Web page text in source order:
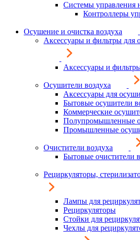
Системы управления
Контроллеры
Осушение и очистка воздуха
Аксессуары и фильтры для
Аксессуары и
Осушители воздуха
Аксессуары для
Бытовые осушители
Коммерческие
Полупромышленные
Промышленные
Очистители воздуха
Бытовые очистители
Рециркуляторы,
Лампы для
Рециркуляторы
Стойки для
Чехлы для